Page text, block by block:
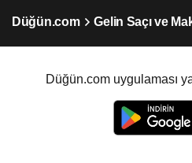
Düğün.com Gelin Saçı ve
Düğün.com uygulaması